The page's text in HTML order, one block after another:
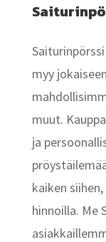
myy
muut.
ja
kaiken
hinnoilla. Me